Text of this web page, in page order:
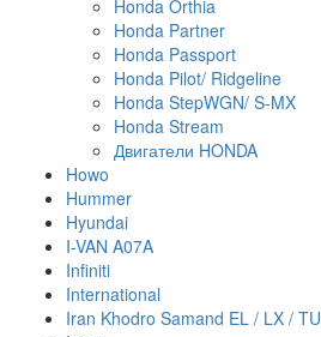
Honda Orthia
Honda Partner
Honda Passport
Honda Pilot/ Ridgeline
Honda StepWGN/ S-MX
Honda Stream
Двигатели HONDA
Howo
Hummer
Hyundai
I-VAN A07A
Infiniti
International
Iran Khodro Samand EL / LX / TU